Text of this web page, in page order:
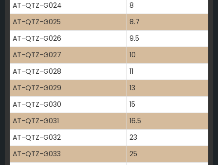
AT-QTZ-G024
8
AT-QTZ-G025
8.7
AT-QTZ-G026
9.5
AT-QTZ-G027
10
AT-QTZ-G028
11
AT-QTZ-G029
13
AT-QTZ-G030
15
AT-QTZ-G031
16.5
AT-QTZ-G032
23
AT-QTZ-G033
25